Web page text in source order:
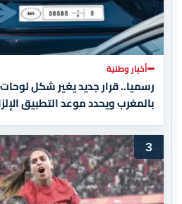
أخبار وطنية
رسميا.. قرار جديد يغير شكل
بالمغرب ويحدد موعد التطبيق
3